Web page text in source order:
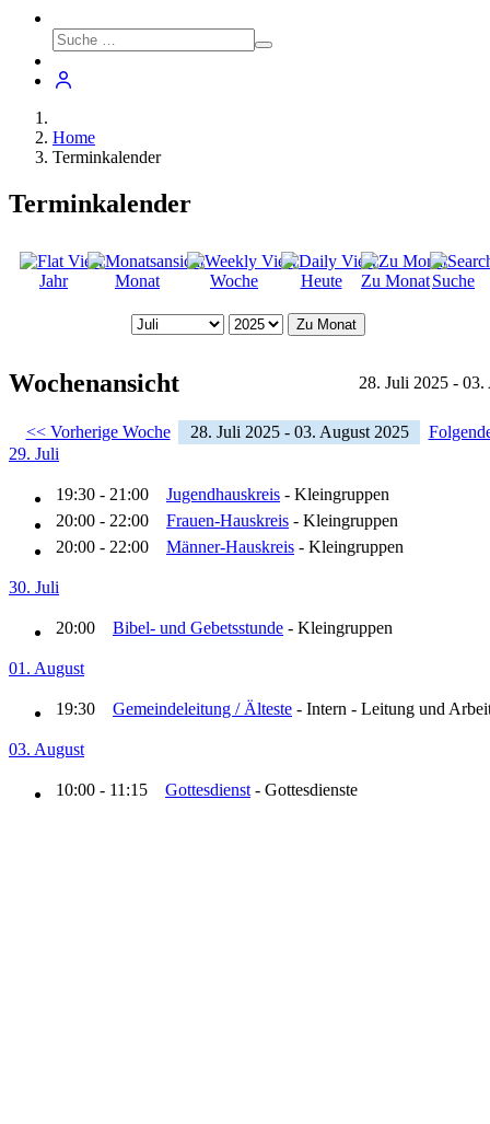
Home
Terminkalender
Terminkalender
Jahr Monat Woche Heute Zu MonatSuche
Zu Monat
Wochenansicht 28. Juli 2025 - 03.
<< Vorherige Woche 28. Juli 2025 - 03. August 2025
29. Juli
19:30 - 21:00 Jugendhauskreis - Kleingruppen
20:00 - 22:00 Frauen-Hauskreis - Kleingruppen
20:00 - 22:00 Männer-Hauskreis - Kleingruppen
30. Juli
20:00 Bibel- und Gebetsstunde - Kleingruppen
01. August
19:30 Gemeindeleitung / Älteste - Intern - Leitung und
03. August
10:00 - 11:15 Gottesdienst - Gottesdienste